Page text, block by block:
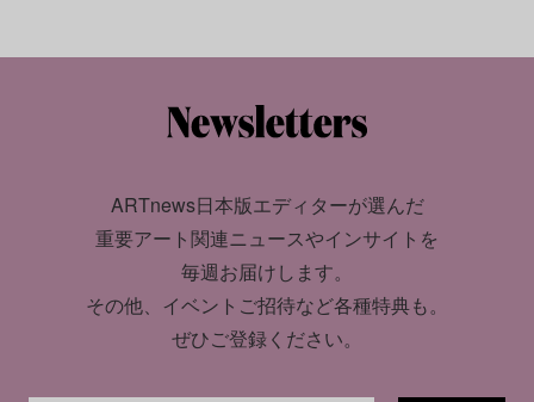
ARTnews日本版エディターが選んだ
重要アート関連ニュースやインサイトを
毎週お届けします。
その他、イベントご招待など各種特典も。
ぜひご登録ください。